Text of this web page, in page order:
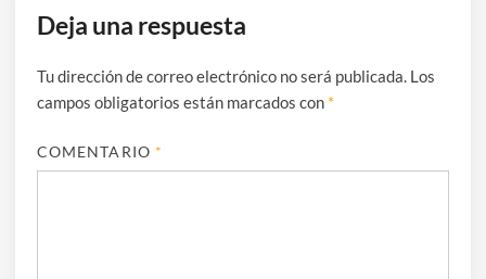
Deja una respuesta
Tu dirección de correo electrónico no será publicada. Los
campos obligatorios están marcados con *
COMENTARIO *